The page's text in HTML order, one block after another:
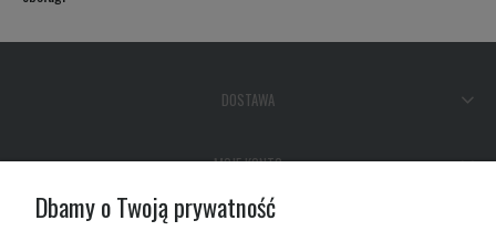
DOSTAWA
MOJE KONTO
Dbamy o Twoją prywatność